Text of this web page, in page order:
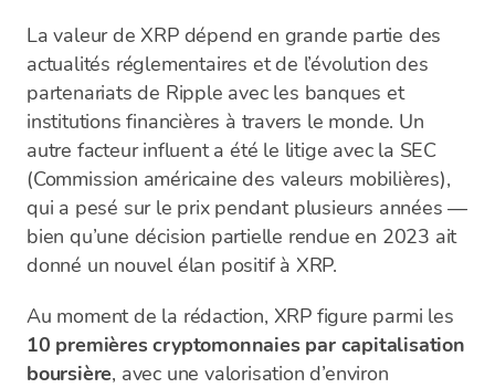
La valeur de XRP dépend en grande partie des
actualités réglementaires et de l’évolution des
partenariats de Ripple avec les banques et
institutions financières à travers le monde. Un
autre facteur influent a été le litige avec la SEC
(Commission américaine des valeurs mobilières),
qui a pesé sur le prix pendant plusieurs années —
bien qu’une décision partielle rendue en 2023 ait
donné un nouvel élan positif à XRP.
Au moment de la rédaction, XRP figure parmi les
10 premières cryptomonnaies par capitalisation
boursière, avec une valorisation d’environ